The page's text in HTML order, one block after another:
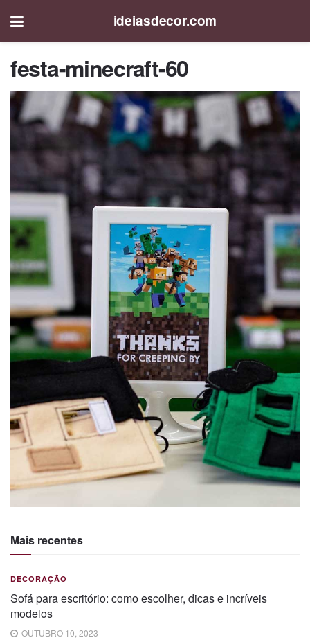
ideiasdecor.com
festa-minecraft-60
Mais recentes
DECORAÇÃO
Sofá para escritório: como escolher, dicas e incríveis
modelos
OUTUBRO 10, 2023